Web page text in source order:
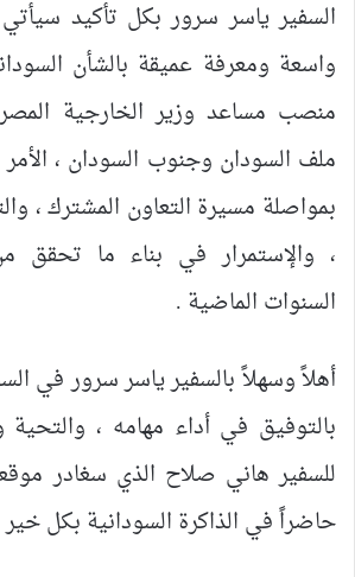
السفير ياسر سرور بكل تأكيد
واسعة ومعرفة عميقة بالشأن
منصب مساعد وزير الخارجية
ملف السودان وجنوب السودان ،
بمواصلة مسيرة التعاون المشترك ،
، والإستمرار في بناء ما تحقق
السنوات الماضية .
أهلاً وسهلاً بالسفير ياسر سرور في
بالتوفيق في أداء مهامه ، والتحية
للسفير هاني صلاح الذي سغادر
حاضراً في الذاكرة السودانية بكل